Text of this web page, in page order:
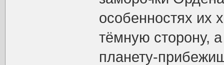
особенностях их
тёмную сторону,
планету-